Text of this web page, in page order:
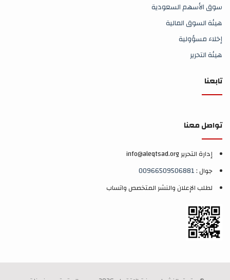
سوق الأسهم السعودية
هيئة السوق المالية
إخلاء مسؤولية
هيئة التحرير
تابعنا
تواصل معنا
إدارة التحرير info@aleqtsad.org
جوال :00966509506881
لطلب الإعلان والنشر المتخصص واتساب